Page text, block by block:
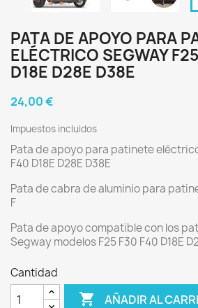
PATA DE APOYO PARA
ELÉCTRICO SEGWAY
D18E D28E D38E
24,00 €
Impuestos incluidos
Pata de apoyo para patinete
F40 D18E D28E D38E
Pata de cabra de aluminio para
F
Pata de apoyo compatible con los
Segway modelos F25 F30 F40 D18E
Cantidad
 AÑADIR AL